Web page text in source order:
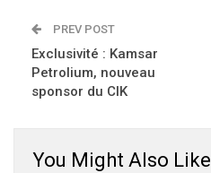
PREV POST
Exclusivité : Kamsar
Petrolium, nouveau
sponsor du CIK
You Might Also Like